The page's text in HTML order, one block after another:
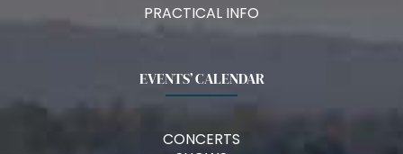
PRACTICAL INFO
EVENTS’ CALENDAR
CONCERTS